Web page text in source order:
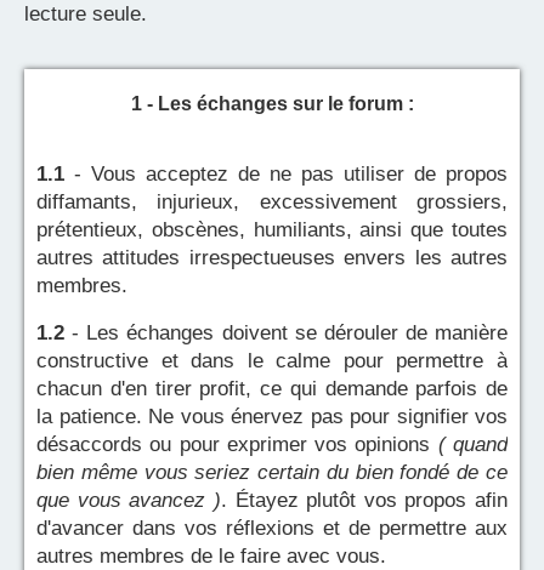
lecture seule.
1 - Les échanges sur le forum :
1.1 - Vous acceptez de ne pas utiliser de propos
diffamants, injurieux, excessivement grossiers,
prétentieux, obscènes, humiliants, ainsi que toutes
autres attitudes irrespectueuses envers les autres
membres.
1.2 - Les échanges doivent se dérouler de manière
constructive et dans le calme pour permettre à
chacun d'en tirer profit, ce qui demande parfois de
la patience. Ne vous énervez pas pour signifier vos
désaccords ou pour exprimer vos opinions ( quand
bien même vous seriez certain du bien fondé de ce
que vous avancez ). Étayez plutôt vos propos afin
d'avancer dans vos réflexions et de permettre aux
autres membres de le faire avec vous.